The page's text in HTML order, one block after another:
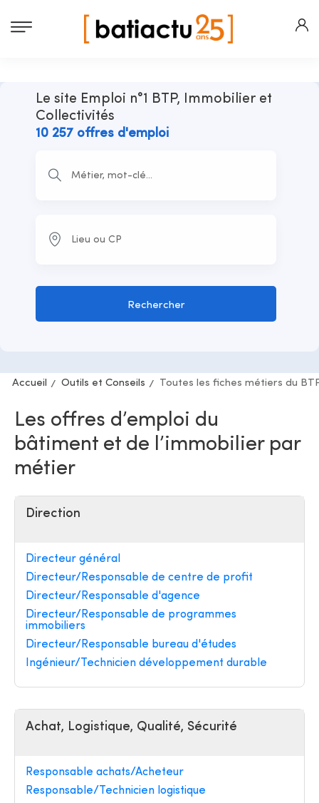
Le site Emploi n°1 BTP, Immobilier et
Collectivités
10 257 offres d'emploi
Rechercher
Accueil Outils et Conseils Toutes les fiches métiers du
Les offres d’emploi du
bâtiment et de l’immobilier par
métier
Direction
Directeur général
Directeur/Responsable de centre de profit
Directeur/Responsable d'agence
Directeur/Responsable de programmes
immobiliers
Directeur/Responsable bureau d'études
Ingénieur/Technicien développement durable
Achat, Logistique, Qualité, Sécurité
Responsable achats/Acheteur
Responsable/Technicien logistique